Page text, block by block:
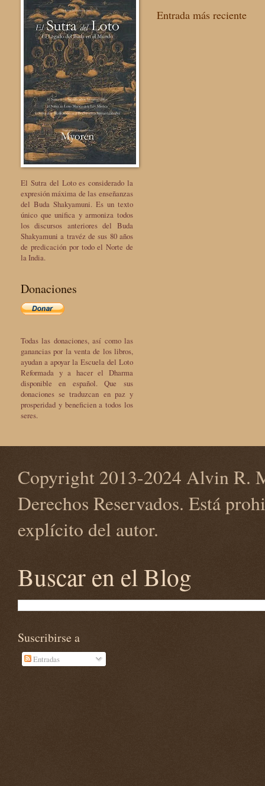
Entrada más reciente
El Sutra del Loto es considerado la
expresión máxima de las enseñanzas
del Buda Shakyamuni. Es un texto
único que unifica y armoniza todos
los discursos anteriores del Buda
Shakyamuni a travéz de sus 80 años
de predicación por todo el Norte de
la India.
Donaciones
Todas las donaciones, así como las
ganancias por la venta de los libros,
ayudan a apoyar la Escuela del Loto
Reformada y a hacer el Dharma
disponible en español. Que sus
donaciones se traduzcan en paz y
prosperidad y beneficien a todos los
seres.
Copyright 2013-2024 Alvin R.
Derechos Reservados. Está
explícito del autor.
Buscar en el Blog
Suscribirse a
Entradas